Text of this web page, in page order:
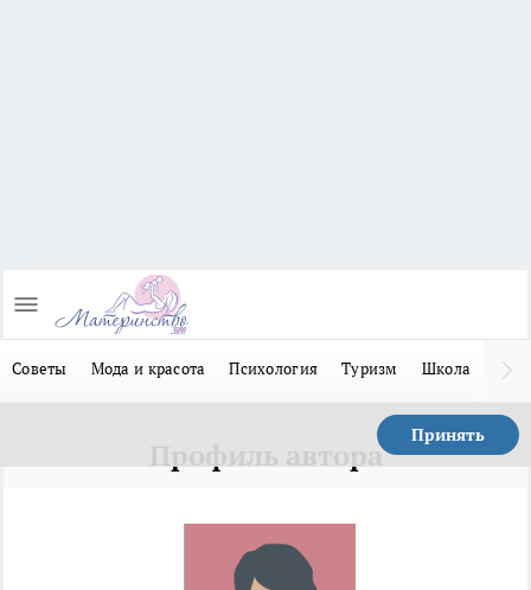
Советы Мода и красота Психология Туризм Школа
Принять
Профиль автора